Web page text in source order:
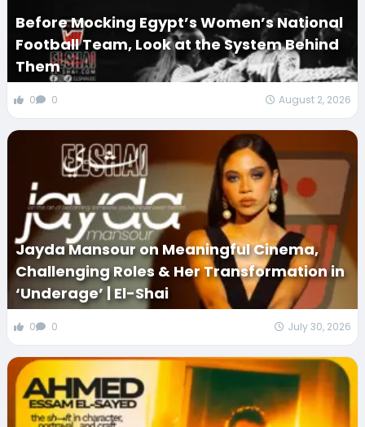
Before Mocking Egypt’s Women’s National
Football Team, Look at the System Behind
Them
0 0 August 2, 2026
Jayda Mansour on Meaningful Cinema,
Challenging Roles & Her Transformation in
‘Underage’ | El-Shai
0 0 July 30, 2026